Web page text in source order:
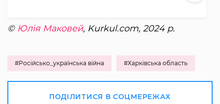
© Юлія Маковей, Kurkul.com, 2024 р.
#Російсько_українська війна #Харківська область
ПОДІЛИТИСЯ В СОЦМЕРЕЖАХ